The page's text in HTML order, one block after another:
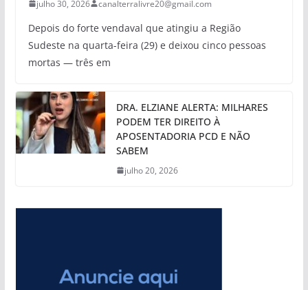
julho 30, 2026 canalterralivre20@gmail.com
Depois do forte vendaval que atingiu a Região
Sudeste na quarta-feira (29) e deixou cinco pessoas
mortas — três em
DRA. ELZIANE ALERTA: MILHARES
PODEM TER DIREITO À
APOSENTADORIA PCD E NÃO
SABEM
julho 20, 2026